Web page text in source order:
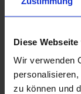
Diese
Wir verwenden
zu können und
€ 671p.p.